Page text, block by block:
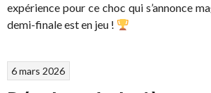
expérience pour ce choc qui s’annonce
demi-finale est en jeu !
6 mars 2026